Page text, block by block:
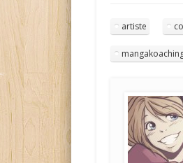
artiste